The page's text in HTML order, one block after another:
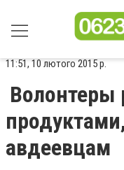
11:51, 10 лютого 2015 р.
Волонтеры
авдеевцам